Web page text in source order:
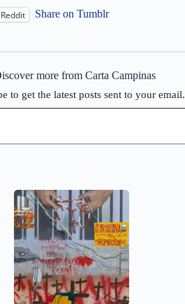
Reddit Share on Tumblr
more from Carta Campinas
to get the latest posts sent to your email.